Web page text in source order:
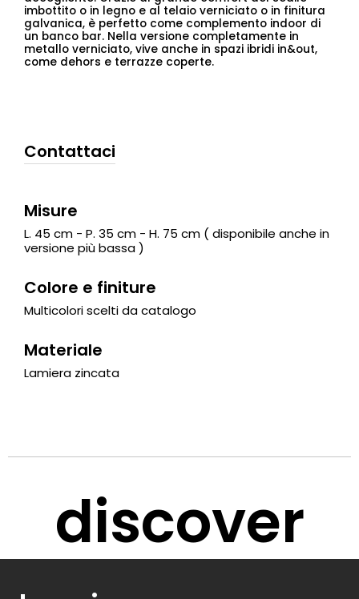
imbottito o in legno e al telaio verniciato o in finitura
galvanica, è perfetto come complemento indoor di
un banco bar. Nella versione completamente in
metallo verniciato, vive anche in spazi ibridi in&out,
come dehors e terrazze coperte.
Contattaci
Misure
L. 45 cm - P. 35 cm - H. 75 cm ( disponibile anche in
versione più bassa )
Colore e finiture
Multicolori scelti da catalogo
Materiale
Lamiera zincata
discover